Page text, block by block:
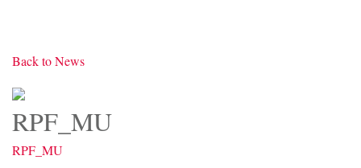
Back to News
RPF_MU
RPF_MU